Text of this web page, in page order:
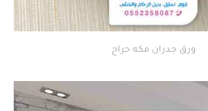
ورق جدران مكه حراج